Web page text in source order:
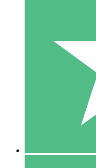
Betaal per gebruik met